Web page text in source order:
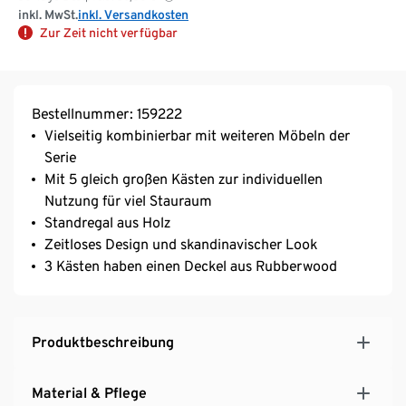
inkl. MwSt.inkl. Versandkosten
Zur Zeit nicht verfügbar
Bestellnummer: 159222
Vielseitig kombinierbar mit weiteren Möbeln der
Serie
Mit 5 gleich großen Kästen zur individuellen
Nutzung für viel Stauraum
Standregal aus Holz
Zeitloses Design und skandinavischer Look
3 Kästen haben einen Deckel aus Rubberwood
Produktbeschreibung
Material & Pflege